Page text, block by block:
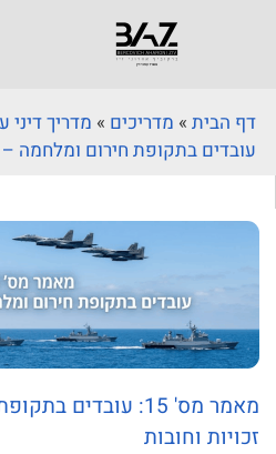
דף הבית » מדריכים » מדריך דיני
עובדים בתקופת חירום ומלחמה –
מאמר מס' 15: עובדים
זכויות וחובות